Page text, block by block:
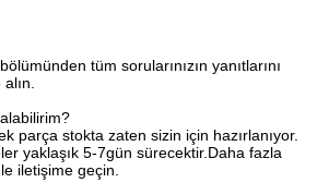
tüm sorularınızın yanıtlarını
parça stokta zaten sizin için hazırlanıyor.
yaklaşık 5-7gün sürecektir.Daha fazla
iletişime geçin.